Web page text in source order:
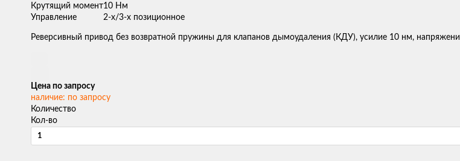
Крутящий момент10 Нм
Управление
2-х/3-х позиционное
Реверсивный привод без возвратной пружины для клапанов дымоудаления (КДУ), усилие 10 нм,
Цена по запросу
наличие: по запросу
Количество
Кол-во